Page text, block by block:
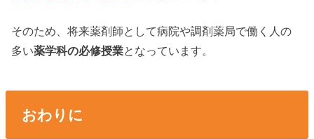
そのため、将来薬剤師として病院や調剤薬局で働く人の
多い薬学科の必修授業となっています。
おわりに